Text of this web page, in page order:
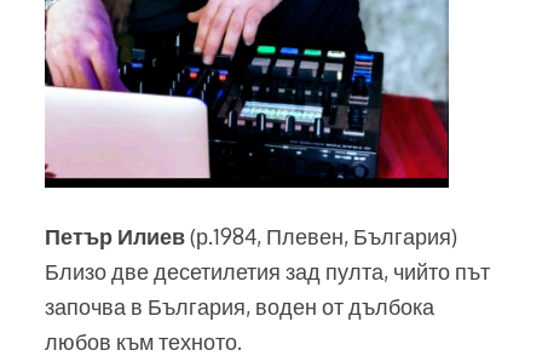
Петър Илиев(р.1984, Плевен, България)
Близо две десетилетия зад пулта, чийто път
започва в България, воден от дълбока
любов към техното.